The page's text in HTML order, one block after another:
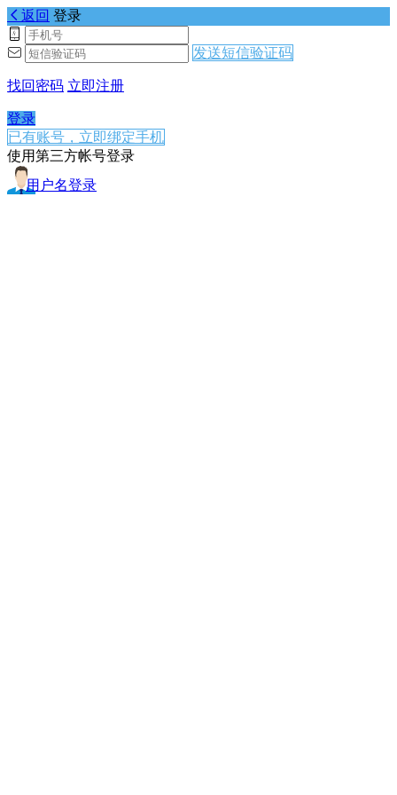
返回 登录
发送短信验证码
找回密码 立即注册
登录
已有账号，立即绑定手机
使用第三方帐号登录
用户名登录